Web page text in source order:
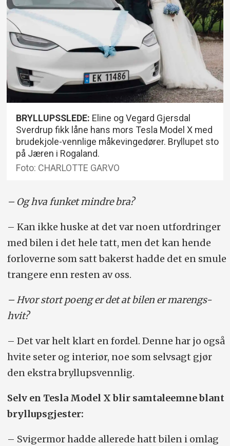
BRYLLUPSSLEDE: Eline og Vegard Gjersdal
Sverdrup fikk låne hans mors Tesla Model X med
brudekjole-vennlige måkevingedører. Bryllupet sto
på Jæren i Rogaland.
Foto: CHARLOTTE GARVO
– Og hva funket mindre bra?
– Kan ikke huske at det var noen utfordringer
med bilen i det hele tatt, men det kan hende
forloverne som satt bakerst hadde det en smule
trangere enn resten av oss.
– Hvor stort poeng er det at bilen er marengs-
hvit?
– Det var helt klart en fordel. Denne har jo også
hvite seter og interiør, noe som selvsagt gjør
den ekstra bryllupsvennlig.
Selv en Tesla Model X blir samtaleemne blant
bryllupsgjester:
– Svigermor hadde allerede hatt bilen i omlag